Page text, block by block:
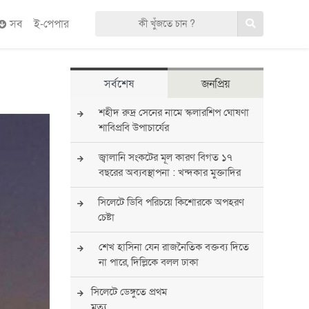
সব ই-পেপার
সর্বশেষ জনপ্রিয়
শহীদ রুদ্র সেনের নামে স্কলারশিপ ঘোষণা
শাবিপ্রবি উপাচার্যের
জ্বালানি সংকটের মূল কারণ বিগত ১৭
বছরের অব্যবস্থাপনা : খন্দকার মুক্তাদির
সিলেটে ডিবি পরিচয়ে কিশোরকে অপহরণ
চেষ্টা
শেখ হাসিনা যেন রাজনৈতিক বক্তব্য দিতে
না পারে, দিল্লিকে বলল ঢাকা
সিলেটে ডেঙ্গুতে প্রথম